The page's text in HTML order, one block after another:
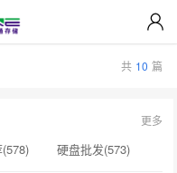
共 10 篇
硬盘批发(573)
更多